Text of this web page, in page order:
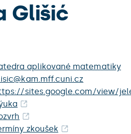
Glišić
aplikované matematiky
sites.google.com/view/
zkoušek